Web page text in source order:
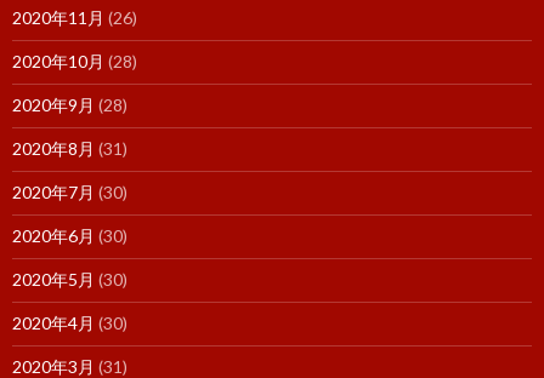
2020年11月 (26)
2020年10月 (28)
2020年9月 (28)
2020年8月 (31)
2020年7月 (30)
2020年6月 (30)
2020年5月 (30)
2020年4月 (30)
2020年3月 (31)